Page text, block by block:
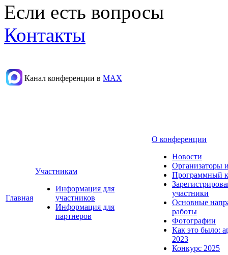
Если есть вопросы
Контакты
Канал конференции в МАХ
Главная
Участникам
Информация для
участников
Информация для
партнеров
О конференции
Новости
Организаторы
Программный
участники
Основные
работы
Фотографии
Как это было:
2023
Конкурс 2025